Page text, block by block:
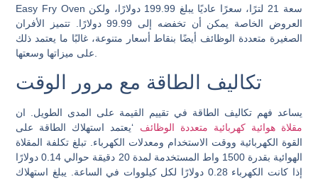
Easy Fry Oven سعة 21 لترًا، سعرًا عاديًا يبلغ 199.99 دولارًا، ولكن
العروض الخاصة يمكن أن تخفضه إلى 99.99 دولارًا. تتميز الأفران
الصغيرة متعددة الوظائف أيضًا بنقاط أسعار متنوعة، غالبًا ما يعتمد ذلك
تكاليف الطاقة مع مرور الوقت
يساعد فهم تكاليف الطاقة في تقييم القيمة على المدى الطويل. ان
مقلاة هوائية كهربائية متعددة الوظائف ‘يعتمد استهلاك الطاقة على
القوة الكهربائية ووقت الاستخدام ومعدلات الكهرباء. تبلغ تكلفة المقلاة
الهوائية بقدرة 1500 واط المستخدمة لمدة 20 دقيقة حوالي 0.14 دولارًا
إذا كانت الكهرباء 0.28 دولارًا لكل كيلووات في الساعة. يبلغ استهلاك